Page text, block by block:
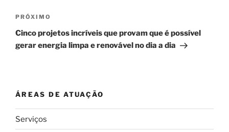
Próximo
post
PRÓXIMO
Cinco projetos incríveis que provam que é possível
gerar energia limpa e renovável no dia a dia
ÁREAS DE ATUAÇÃO
Serviços